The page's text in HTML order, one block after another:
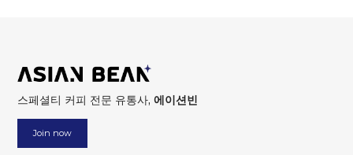
스페셜티 커피 전문 유통사,에이션빈
Join now